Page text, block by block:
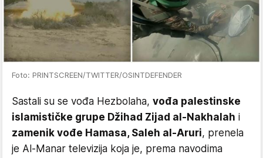
Foto: PRINTSCREEN/TWITTER/OSINTDEFENDER
Sastali su se vođa Hezbolaha, vođa palestinske
islamističke grupe Džihad Zijad al-Nakhalah i
zamenik vođe Hamasa, Saleh al-Aruri, prenela
je Al-Manar televizija koja je, prema navodima